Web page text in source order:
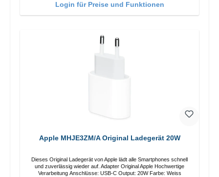
Login für Preise und Funktionen
Apple MHJE3ZM/A Original Ladegerät 20W
Dieses Original Ladegerät von Apple lädt alle Smartphones schnell
und zuverlässig wieder auf. Adapter Original Apple Hochwertige
Verarbeitung Anschlüsse: USB-C Output: 20W Farbe: Weiss